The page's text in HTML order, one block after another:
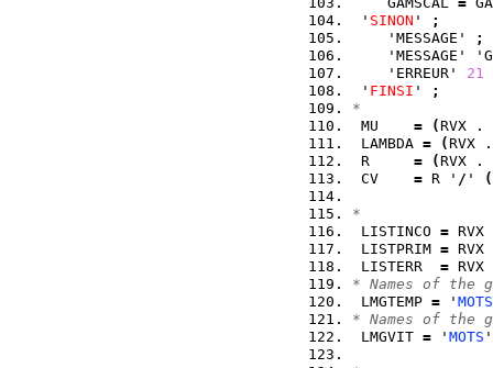
' SINON '
;
    'MESSAGE'
;
'MESSAGE'
    'ERREUR'
21
' FINSI '
;
*
MU = (RVX
LAMBDA = (RVX
R = (RVX
CV = R ' / ' (
*
LISTINCO =
LISTPRIM =
LISTERR =
* Names of the
LMGTEMP = ' MOTS
* Names of the
LMGVIT = ' MOTS